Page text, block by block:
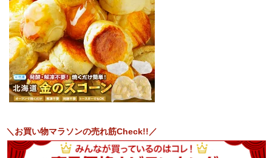
＼お買い物マラソンの売れ筋Check!!／